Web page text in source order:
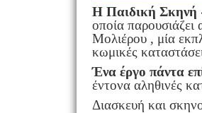
Η Παιδική
οποία παρουσιάζει
Μολιέρου , μία
κωμικές
Ένα έργο πάντα
έντονα αληθινές
Διασκευή και